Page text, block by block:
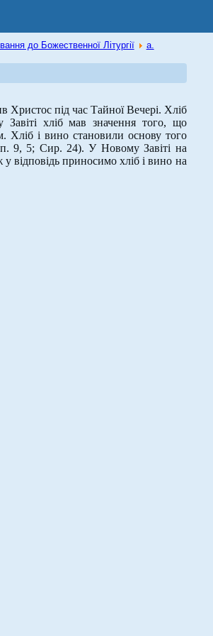
до Божественної Літургії
а.
під час Тайної Вечері. Хліб
хліб мав значення того, що
Хліб і вино становили основу того
9, 5; Сир. 24). У Новому Завіті на
відповідь приносимо хліб і вино на